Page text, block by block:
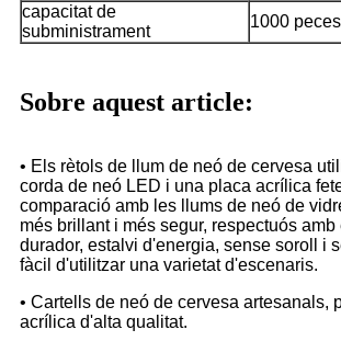
capacitat de
subministrament
1000
Sobre aquest article:
• Els rètols de llum de neó de cervesa
corda de neó LED i una placa acrílica
comparació amb les llums de neó de
més brillant i més segur, respectuós
durador, estalvi d'energia, sense soroll i
fàcil d'utilitzar una varietat d'escenaris.
• Cartells de neó de cervesa artesanals,
acrílica d'alta qualitat.